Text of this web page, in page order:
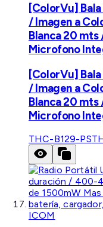
[ColorVu]
/ Imagen a
Blanca 20
Microfono
[ColorVu]
/ Imagen a
Blanca 20
Microfono
THC-B129-PS
ICOM